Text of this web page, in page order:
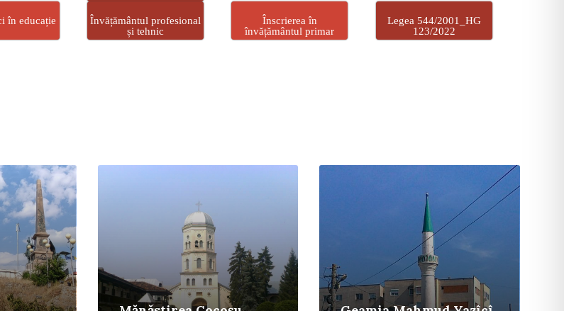
în educație
Învățământul profesional
și tehnic
Înscrierea în
învățământul primar
Legea 544/2001_HG
123/2022
More More